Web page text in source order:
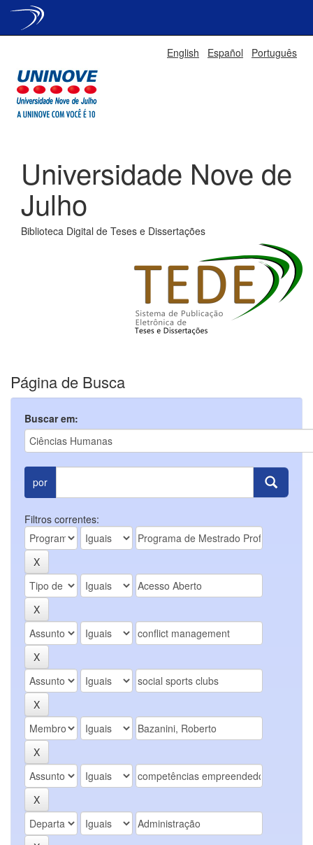
English Español Português
Universidade Nove de
Julho
Biblioteca Digital de Teses e Dissertações
Página de Busca
Buscar em:
por
Filtros correntes: